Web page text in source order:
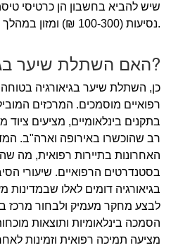
נסיעות (100-300 ₪) ומזון במהלך השהייה (500-1,000 ₪).
האם השתלת שיער בגיאורגיה בטוחה?
כן, השתלת שיער בגיאורגיה
רפואיים מוסמכים. המרכזים
בתקנים בינלאומיים, מציעים ציוד
רב שהוכשרו באירופה וארה"ב.
האחרונות בתיירות רפואית, מה
בסטנדרטים הרפואיים. שיעורי
לבצע מחקר מעמיק ולבחור מרכז
הסמכה בינלאומיות ותוצאות
מציעה תמיכה רפואית וזמינות